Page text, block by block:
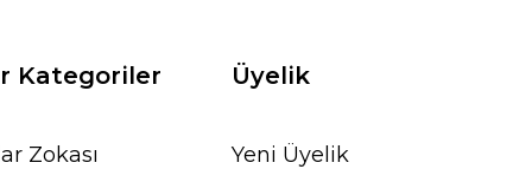
Kategoriler
Zokası
Üyelik
Yeni Üyelik